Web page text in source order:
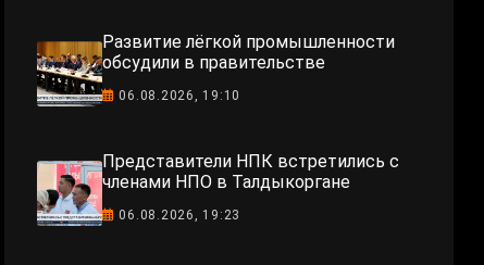
Развитие лёгкой промышленности
обсудили в правительстве
06.08.2026, 19:10
Представители НПК встретились с
членами НПО в Талдыкоргане
06.08.2026, 19:23